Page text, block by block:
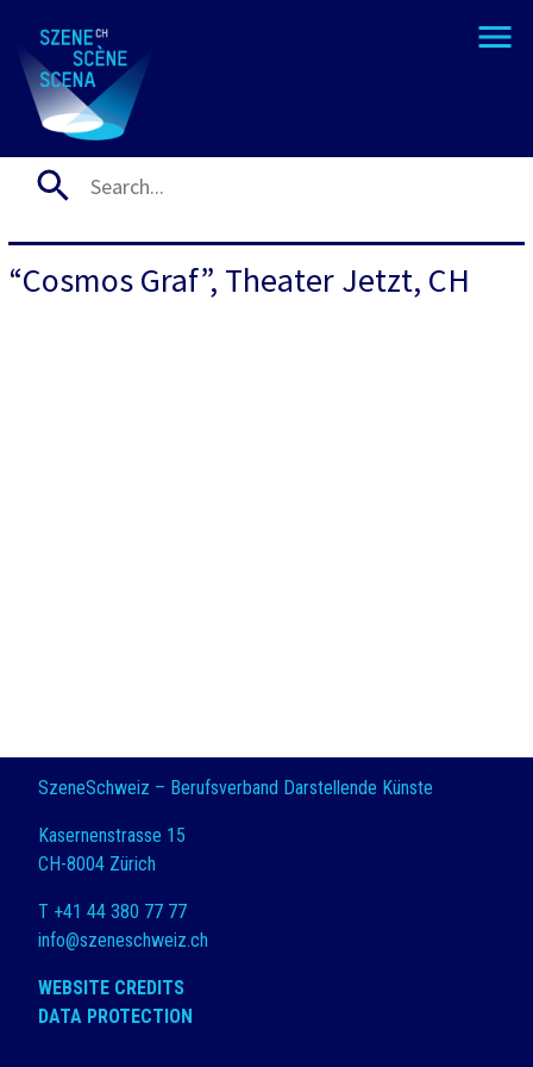
“Cosmos Graf”, Theater Jetzt, CH
SzeneSchweiz – Berufsverband Darstellende Künste
Kasernenstrasse 15
CH-8004 Zürich
T +41 44 380 77 77
info@szeneschweiz.ch
WEBSITE CREDITS
DATA PROTECTION